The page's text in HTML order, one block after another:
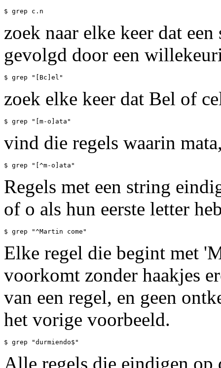
zoek naar elke keer dat
gevolgd door een
zoek elke keer dat Bel of
vind die regels waarin
Regels met een string
of o als hun eerste letter
Elke regel die begint met
voorkomt zonder haakjes
van een regel, en geen
het vorige voorbeeld.
Alle regels die eindigen op